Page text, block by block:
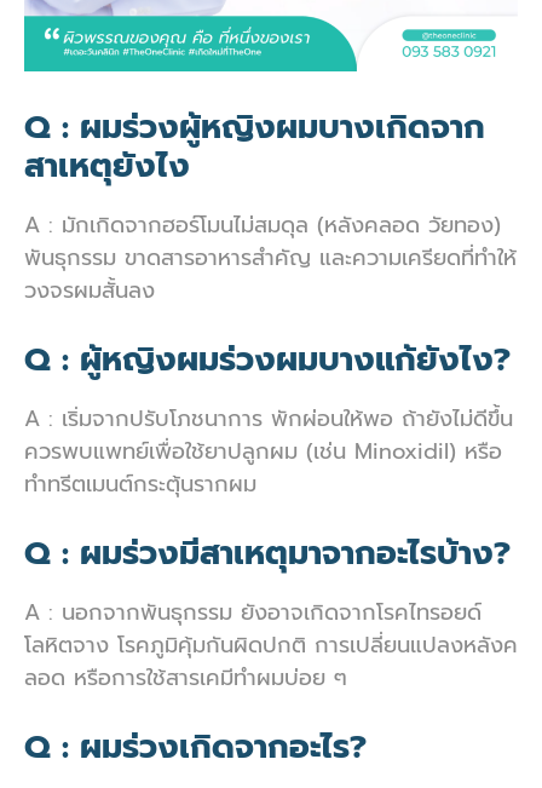
Q : ผมร่วงผู้หญิงผมบางเกิดจาก
สาเหตุยังไง
A : มักเกิดจากฮอร์โมนไม่สมดุล (หลังคลอด วัยทอง)
พันธุกรรม ขาดสารอาหารสำคัญ และความเครียดที่ทำให้
วงจรผมสั้นลง
Q : ผู้หญิงผมร่วงผมบางแก้ยังไง?
A : เริ่มจากปรับโภชนาการ พักผ่อนให้พอ ถ้ายังไม่ดีขึ้น
ควรพบแพทย์เพื่อใช้ยาปลูกผม (เช่น Minoxidil) หรือ
ทำทรีตเมนต์กระตุ้นรากผม
Q : ผมร่วงมีสาเหตุมาจากอะไรบ้าง?
A : นอกจากพันธุกรรม ยังอาจเกิดจากโรคไทรอยด์
โลหิตจาง โรคภูมิคุ้มกันผิดปกติ การเปลี่ยนแปลงหลังค
ลอด หรือการใช้สารเคมีทำผมบ่อย ๆ
Q : ผมร่วงเกิดจากอะไร?